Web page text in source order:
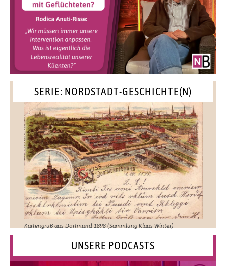
SERIE: NORDSTADT-GESCHICHTE(N)
Kartengruß aus Dortmund 1898 (Sammlung Klaus Winter)
UNSERE PODCASTS